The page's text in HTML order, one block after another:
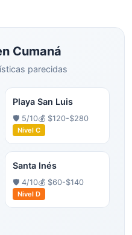
Cumaná
parecidas
Playa San Luis
🛡️ 5/10💰 $120-$280
Nivel C
Santa Inés
🛡️ 4/10💰 $60-$140
Nivel D